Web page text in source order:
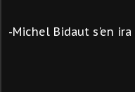
-Michel Bidaut s'en